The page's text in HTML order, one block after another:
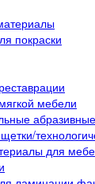
покраски
мебели
абразивные
для